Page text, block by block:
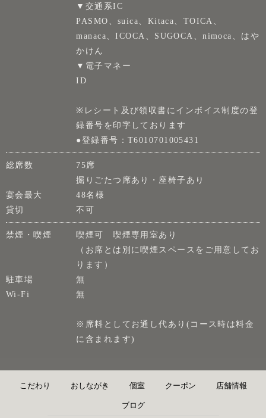
▼交通系IC
PASMO、suica、Kitaca、TOICA、
manaca、ICOCA、SUGOCA、nimoca、はや
かけん
▼電子マネー
ID
※レシート及び領収書にインボイス制度の登
録番号を印字しております
●登録番号：T6010701005431
総席数
75席
掘りごたつ席あり・座椅子あり
宴会最大
48名様
貸切
不可
禁煙・喫煙
喫煙可 喫煙専用室あり
（お席とは別に喫煙スペースをご用意してお
ります）
駐車場
無
Wi-Fi
無
※席料としてお通し代あり(コース時は料金
に含まれます)
こだわり おしながき 個室 クーポン 店舗情報
ブログ